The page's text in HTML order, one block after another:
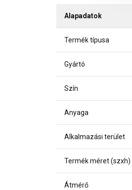
Alapadatok
Termék típusa
Gyártó
Szín
Anyaga
Alkalmazási terület
Termék méret (szxh)
Átmérő